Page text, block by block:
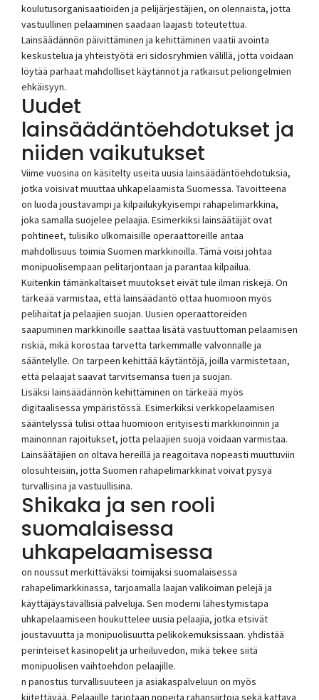
koulutusorganisaatioiden ja pelijärjestäjien, on olennaista, jotta
vastuullinen pelaaminen saadaan laajasti toteutettua.
Lainsäädännön päivittäminen ja kehittäminen vaatii avointa
keskustelua ja yhteistyötä eri sidosryhmien välillä, jotta voidaan
löytää parhaat mahdolliset käytännöt ja ratkaisut peliongelmien
ehkäisyyn.
Uudet
lainsäädäntöehdotukset ja
niiden vaikutukset
Viime vuosina on käsitelty useita uusia lainsäädäntöehdotuksia,
jotka voisivat muuttaa uhkapelaamista Suomessa. Tavoitteena
on luoda joustavampi ja kilpailukykyisempi rahapelimarkkina,
joka samalla suojelee pelaajia. Esimerkiksi lainsäätäjät ovat
pohtineet, tulisiko ulkomaisille operaattoreille antaa
mahdollisuus toimia Suomen markkinoilla. Tämä voisi johtaa
monipuolisempaan pelitarjontaan ja parantaa kilpailua.
Kuitenkin tämänkaltaiset muutokset eivät tule ilman riskejä. On
tärkeää varmistaa, että lainsäädäntö ottaa huomioon myös
pelihaitat ja pelaajien suojan. Uusien operaattoreiden
saapuminen markkinoille saattaa lisätä vastuuttoman pelaamisen
riskiä, mikä korostaa tarvetta tarkemmalle valvonnalle ja
sääntelylle. On tarpeen kehittää käytäntöjä, joilla varmistetaan,
että pelaajat saavat tarvitsemansa tuen ja suojan.
Lisäksi lainsäädännön kehittäminen on tärkeää myös
digitaalisessa ympäristössä. Esimerkiksi verkkopelaamisen
sääntelyssä tulisi ottaa huomioon erityisesti markkinoinnin ja
mainonnan rajoitukset, jotta pelaajien suoja voidaan varmistaa.
Lainsäätäjien on oltava hereillä ja reagoitava nopeasti muuttuviin
olosuhteisiin, jotta Suomen rahapelimarkkinat voivat pysyä
turvallisina ja vastuullisina.
Shikaka ja sen rooli
suomalaisessa
uhkapelaamisessa
on noussut merkittäväksi toimijaksi suomalaisessa
rahapelimarkkinassa, tarjoamalla laajan valikoiman pelejä ja
käyttäjäystävällisiä palveluja. Sen moderni lähestymistapa
uhkapelaamiseen houkuttelee uusia pelaajia, jotka etsivät
joustavuutta ja monipuolisuutta pelikokemuksissaan. yhdistää
perinteiset kasinopelit ja urheiluvedon, mikä tekee siitä
monipuolisen vaihtoehdon pelaajille.
n panostus turvallisuuteen ja asiakaspalveluun on myös
kiitettävää. Pelaajille tarjotaan nopeita rahansiirtoja sekä kattava